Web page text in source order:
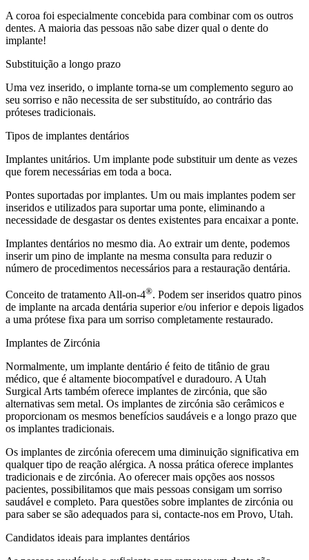
A coroa foi especialmente concebida para combinar com os outros
dentes. A maioria das pessoas não sabe dizer qual o dente do
implante!
Substituição a longo prazo
Uma vez inserido, o implante torna-se um complemento seguro ao
seu sorriso e não necessita de ser substituído, ao contrário das
próteses tradicionais.
Tipos de implantes dentários
Implantes unitários. Um implante pode substituir um dente as vezes
que forem necessárias em toda a boca.
Pontes suportadas por implantes. Um ou mais implantes podem ser
inseridos e utilizados para suportar uma ponte, eliminando a
necessidade de desgastar os dentes existentes para encaixar a ponte.
Implantes dentários no mesmo dia. Ao extrair um dente, podemos
inserir um pino de implante na mesma consulta para reduzir o
número de procedimentos necessários para a restauração dentária.
Conceito de tratamento All-on-4®. Podem ser inseridos quatro pinos
de implante na arcada dentária superior e/ou inferior e depois ligados
a uma prótese fixa para um sorriso completamente restaurado.
Implantes de Zircónia
Normalmente, um implante dentário é feito de titânio de grau
médico, que é altamente biocompatível e duradouro. A Utah
Surgical Arts também oferece implantes de zircónia, que são
alternativas sem metal. Os implantes de zircónia são cerâmicos e
proporcionam os mesmos benefícios saudáveis ​​e a longo prazo que
os implantes tradicionais.
Os implantes de zircónia oferecem uma diminuição significativa em
qualquer tipo de reação alérgica. A nossa prática oferece implantes
tradicionais e de zircónia. Ao oferecer mais opções aos nossos
pacientes, possibilitamos que mais pessoas consigam um sorriso
saudável e completo. Para questões sobre implantes de zircónia ou
para saber se são adequados para si, contacte-nos em Provo, Utah.
Candidatos ideais para implantes dentários